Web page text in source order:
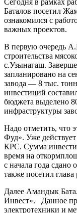
Сегодня в рамках
Баталов посетил
ознакомился с
важных проектов.
В первую очередь
строительства
с.Узынагаш.
запланировано на
завода — 8 тыс.
инвестиций
бюджета выделено
инфраструктуры
Надо отметить, что
Фуд». Уже
КРС. Сумма
время на
с начала года
также посетил глава
Далее Амандык
Инвест». Данное
электротехники и